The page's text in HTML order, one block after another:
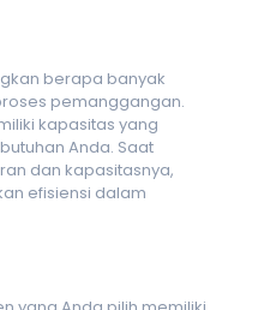
berapa banyak
pemanggangan.
kapasitas yang
Anda. Saat
dan kapasitasnya,
efisiensi dalam